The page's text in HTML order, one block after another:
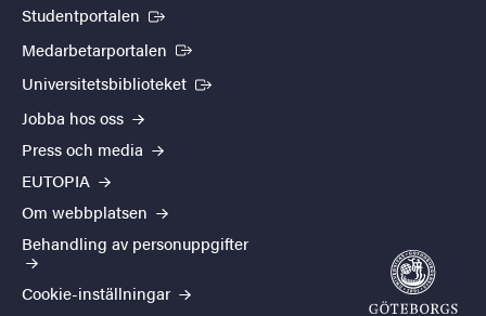
Studentportalen (Extern länk)
Medarbetarportalen (Extern länk)
Universitetsbiblioteket (Extern länk)
Jobba hos oss
Press och media
EUTOPIA
Om webbplatsen
Behandling av personuppgifter
Cookie-inställningar